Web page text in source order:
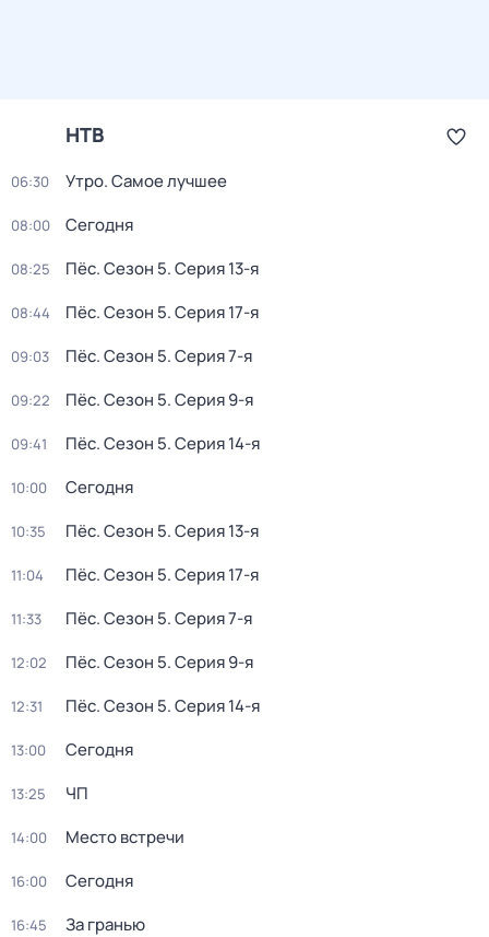
НТВ
06:30 Утро. Самое лучшее
08:00 Сегодня
08:25 Пёс. Сезон 5. Серия 13-я
08:44 Пёс. Сезон 5. Серия 17-я
09:03 Пёс. Сезон 5. Серия 7-я
09:22 Пёс. Сезон 5. Серия 9-я
09:41 Пёс. Сезон 5. Серия 14-я
10:00 Сегодня
10:35 Пёс. Сезон 5. Серия 13-я
11:04 Пёс. Сезон 5. Серия 17-я
11:33 Пёс. Сезон 5. Серия 7-я
12:02 Пёс. Сезон 5. Серия 9-я
12:31 Пёс. Сезон 5. Серия 14-я
13:00 Сегодня
13:25 ЧП
14:00 Место встречи
16:00 Сегодня
16:45 За гранью